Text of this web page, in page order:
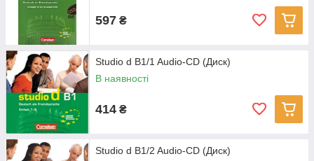
597 ₴
Studio d B1/1 Audio-CD (Диск)
В наявності
414 ₴
Studio d B1/2 Audio-CD (Диск)